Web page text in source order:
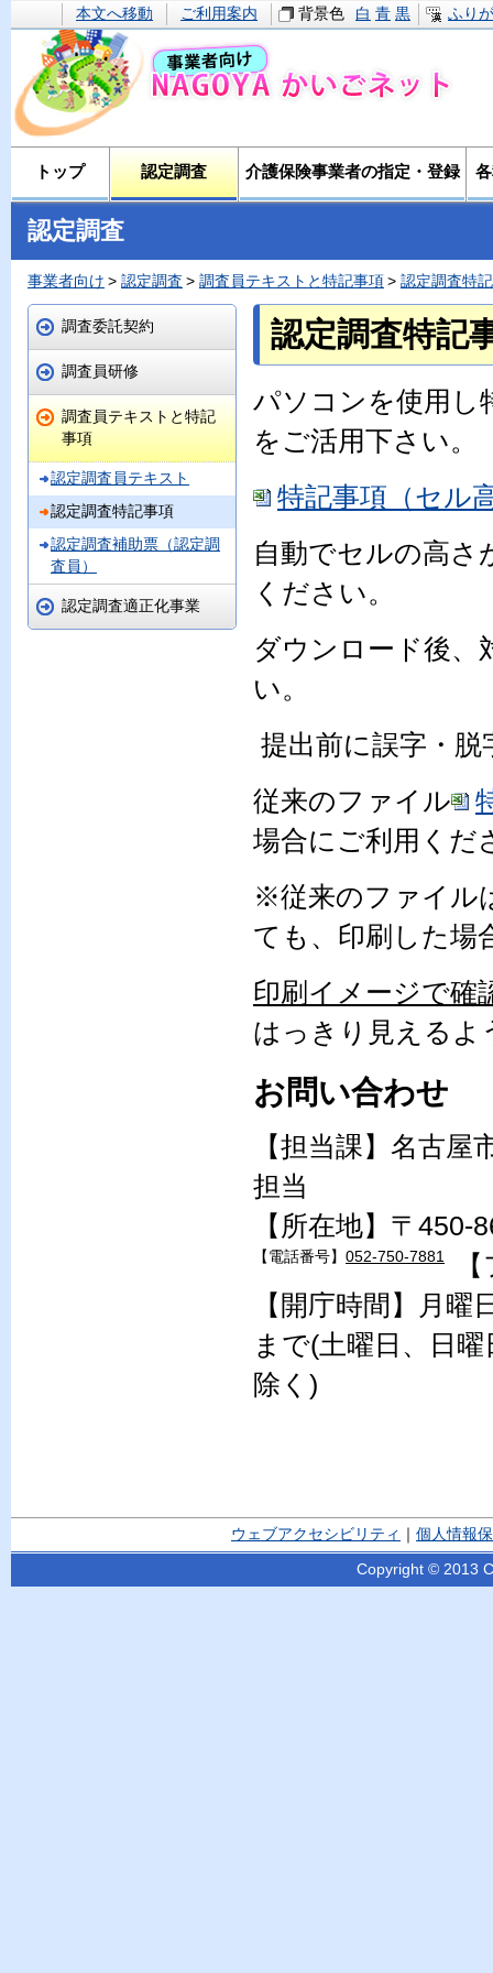
本文へ移動 ご利用案内 背景色 白 青 黒 ふり
トップ 認定調査 介護保険事業者の指定・登録
認定調査
事業者向け 認定調査 調査員テキストと特記事項 認定調査特
認定調査特記
パソコンを使用し
をご活用下さい。
特記事項（セル
自動でセルの高さ
ください。
ダウンロード後、
い。
提出前に誤字・
従来のファイル
場合にご利用くだ
※従来のファイル
ても、印刷した場
印刷イメージで確
はっきり見えるよ
お問い合わせ
【担当課】名古
担当
【所在地】〒
【電話番号】 052-750-7881
【開庁時間】月
まで(土曜日、日
除く)
調査委託契約
調査員研修
調査員テキストと特記
事項
認定調査員テキスト
認定調査特記事項
認定調査補助票（認定調
査員）
認定調査適正化事業
ウェブアクセシビリティ 個人情報
Copyright © 2013